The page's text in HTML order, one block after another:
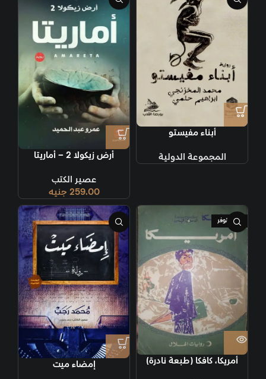
أبناء مفيستو
المجموعة الدولية أرض زيكولا 2 – أماريتا
عصير الكتب
259.00 جنيه
غير متوفر
أمريكا، كافكا (طبعة نادرة) إمضاء ميت